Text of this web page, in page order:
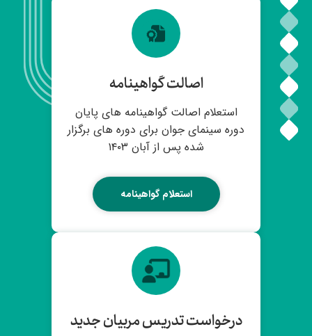
اصالت گواهینامه
استعلام اصالت گواهینامه های پایان
دوره سینمای جوان برای دوره های برگزار
شده پس از آبان ۱۴۰۳
استعلام گواهینامه
درخواست تدریس مربیان جدید